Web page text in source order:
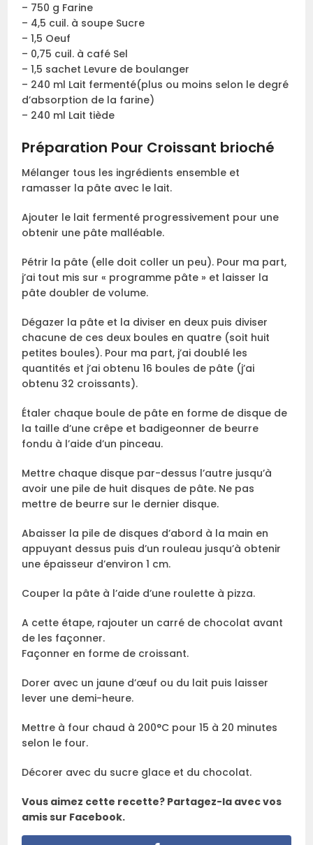
– 750 g Farine
– 4,5 cuil. à soupe Sucre
– 1,5 Oeuf
– 0,75 cuil. à café Sel
– 1,5 sachet Levure de boulanger
– 240 ml Lait fermenté(plus ou moins selon le degré
d’absorption de la farine)
– 240 ml Lait tiède
Préparation Pour Croissant brioché
Mélanger tous les ingrédients ensemble et
ramasser la pâte avec le lait.
Ajouter le lait fermenté progressivement pour une
obtenir une pâte malléable.
Pétrir la pâte (elle doit coller un peu). Pour ma part,
j’ai tout mis sur « programme pâte » et laisser la
pâte doubler de volume.
Dégazer la pâte et la diviser en deux puis diviser
chacune de ces deux boules en quatre (soit huit
petites boules). Pour ma part, j’ai doublé les
quantités et j’ai obtenu 16 boules de pâte (j’ai
obtenu 32 croissants).
Étaler chaque boule de pâte en forme de disque de
la taille d’une crêpe et badigeonner de beurre
fondu à l’aide d’un pinceau.
Mettre chaque disque par-dessus l’autre jusqu’à
avoir une pile de huit disques de pâte. Ne pas
mettre de beurre sur le dernier disque.
Abaisser la pile de disques d’abord à la main en
appuyant dessus puis d’un rouleau jusqu’à obtenir
une épaisseur d’environ 1 cm.
Couper la pâte à l’aide d’une roulette à pizza.
A cette étape, rajouter un carré de chocolat avant
de les façonner.
Façonner en forme de croissant.
Dorer avec un jaune d’œuf ou du lait puis laisser
lever une demi-heure.
Mettre à four chaud à 200°C pour 15 à 20 minutes
selon le four.
Décorer avec du sucre glace et du chocolat.
Vous aimez cette recette? Partagez-la avec vos
amis sur Facebook.